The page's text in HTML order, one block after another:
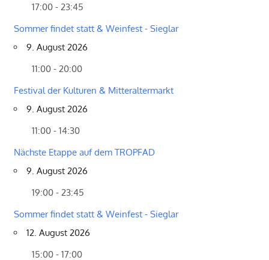
17:00 - 23:45
Sommer findet statt & Weinfest - Sieglar
9. August 2026
11:00 - 20:00
Festival der Kulturen & Mitteraltermarkt
9. August 2026
11:00 - 14:30
Nächste Etappe auf dem TROPFAD
9. August 2026
19:00 - 23:45
Sommer findet statt & Weinfest - Sieglar
12. August 2026
15:00 - 17:00